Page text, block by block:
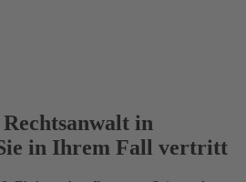
Rechtsanwalt in
in Ihrem Fall vertritt